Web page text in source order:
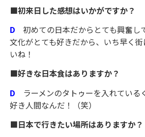
■初来日した感想はいかがですか？
D 初めての日本だからとても興奮し
文化がとても好きだから、いち早く
いね！
■好きな日本食はありますか？
D ラーメンのタトゥーを入れている
好き人間なんだ！（笑）
■日本で行きたい場所はありますか？